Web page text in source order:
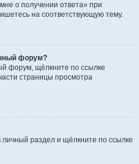
о получении ответа» при
на соответствующую тему.
форум?
форум, щёлкните по ссылке
страницы просмотра
личный раздел и щёлкните по ссылке